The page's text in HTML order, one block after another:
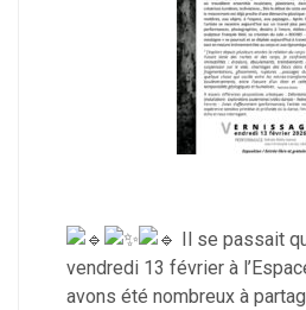
Il se passait
vendredi 13 février à
avons été nombreux à